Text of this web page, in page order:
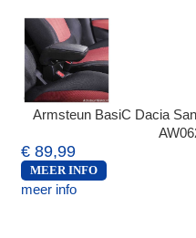
Armsteun BasiC Dacia
€ 89,99
MEER INFO
meer info